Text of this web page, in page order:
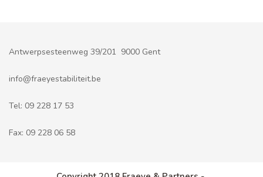
Antwerpsesteenweg 39/201 9000 Gent
info@fraeyestabiliteit.be
Tel: 09 228 17 53
Fax: 09 228 06 58